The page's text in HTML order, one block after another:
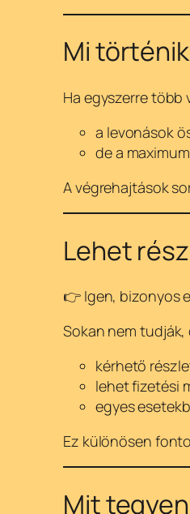
Mi
Ha egyszerre
a levonások
de a
A végrehajtások
Lehet
👉 Igen, bizonyos
Sokan nem tudják,
kérhető
lehet fizetési
egyes
Ez különösen
Mit